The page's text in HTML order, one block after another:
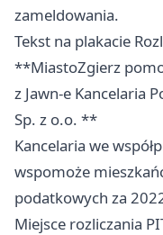
zameldowania.
Tekst na plakacie
**MiastoZgierz
z Jawn-e Kancelaria
Sp. z o.o. **
Kancelaria we
wspomoże
podatkowych za
Miejsce rozliczania